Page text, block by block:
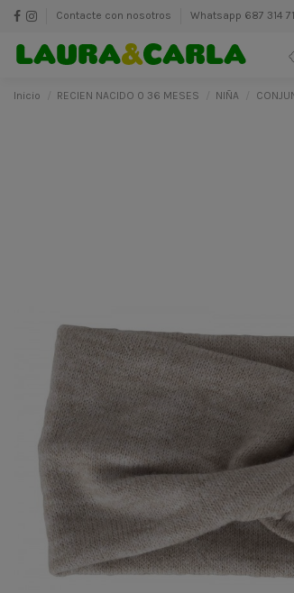
Contacte con nosotros Whatsapp 687 314
Inicio RECIEN NACIDO 0 36 MESES NIÑA